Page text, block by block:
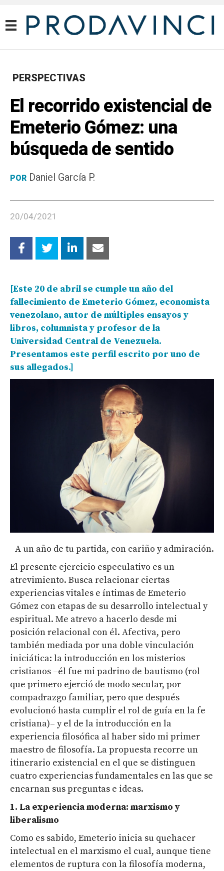
PERSPECTIVAS
El recorrido existencial de
Emeterio Gómez: una
búsqueda de sentido
POR Daniel García P.
20/04/2021
[Este 20 de abril se cumple un año del
fallecimiento de Emeterio Gómez, economista
venezolano, autor de múltiples ensayos y
libros, columnista y profesor de la
Universidad Central de Venezuela.
Presentamos este perfil escrito por uno de
sus allegados.]
A un año de tu partida, con cariño y admiración.
El presente ejercicio especulativo es un
atrevimiento. Busca relacionar ciertas
experiencias vitales e íntimas de Emeterio
Gómez con etapas de su desarrollo intelectual y
espiritual. Me atrevo a hacerlo desde mi
posición relacional con él. Afectiva, pero
también mediada por una doble vinculación
iniciática: la introducción en los misterios
cristianos –él fue mi padrino de bautismo (rol
que primero ejerció de modo secular, por
compadrazgo familiar, pero que después
evolucionó hasta cumplir el rol de guía en la fe
cristiana)– y el de la introducción en la
experiencia filosófica al haber sido mi primer
maestro de filosofía. La propuesta recorre un
itinerario existencial en el que se distinguen
cuatro experiencias fundamentales en las que se
encarnan sus preguntas e ideas.
1. La experiencia moderna: marxismo y
liberalismo
Como es sabido, Emeterio inicia su quehacer
intelectual en el marxismo el cual, aunque tiene
elementos de ruptura con la filosofía moderna,